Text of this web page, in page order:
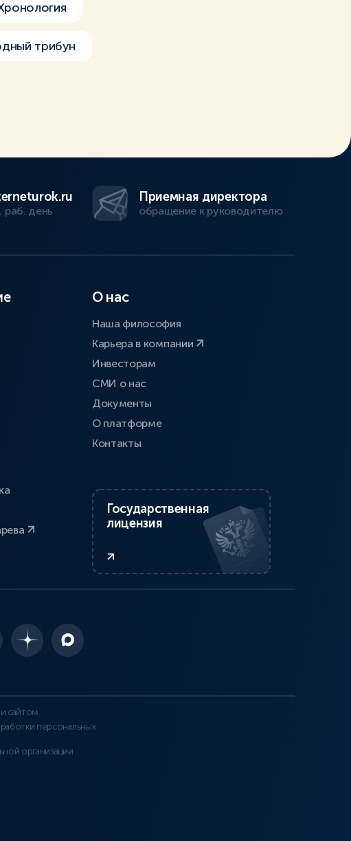
трибун
раб. день
Приемная директора
обращение к руководителю
О нас
Наша философия
Карьера в компании
Инвесторам
СМИ о нас
Документы
О платформе
Контакты
Государственная
лицензия
сайтом
персональных
организации